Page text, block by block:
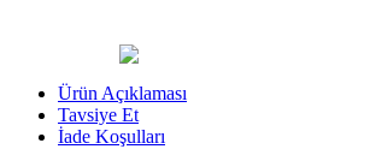
Ürün Açıklaması
Tavsiye Et
İade Koşulları